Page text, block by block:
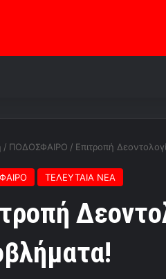
/ ΠΟΔΟΣΦΑΙΡΟ / Επιτροπή
ΤΕΛΕΥΤΑΙΑ ΝΕΑ